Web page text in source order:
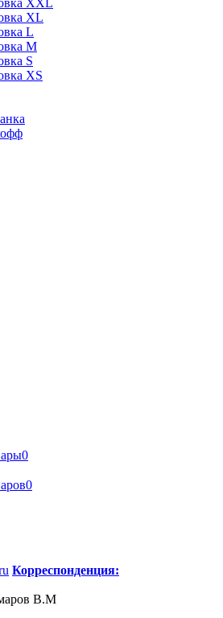
XXL
XL
L
M
S
XS
0
0
Корреспонденция:
В.М